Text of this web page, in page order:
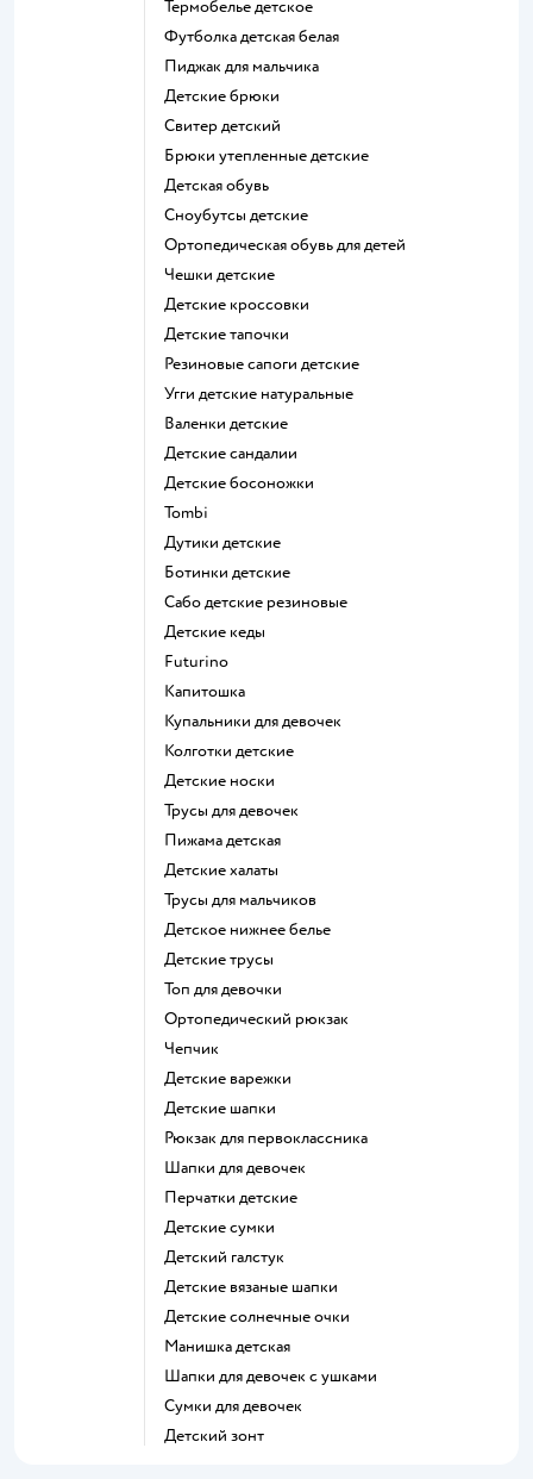
Термобелье детское
Футболка детская белая
Пиджак для мальчика
Детские брюки
Свитер детский
Брюки утепленные детские
Детская обувь
Сноубутсы детские
Ортопедическая обувь для детей
Чешки детские
Детские кроссовки
Детские тапочки
Резиновые сапоги детские
Угги детские натуральные
Валенки детские
Детские сандалии
Детские босоножки
Tombi
Дутики детские
Ботинки детские
Сабо детские резиновые
Детские кеды
Futurino
Капитошка
Купальники для девочек
Колготки детские
Детские носки
Трусы для девочек
Пижама детская
Детские халаты
Трусы для мальчиков
Детское нижнее белье
Детские трусы
Топ для девочки
Ортопедический рюкзак
Чепчик
Детские варежки
Детские шапки
Рюкзак для первоклассника
Шапки для девочек
Перчатки детские
Детские сумки
Детский галстук
Детские вязаные шапки
Детские солнечные очки
Манишка детская
Шапки для девочек с ушками
Сумки для девочек
Детский зонт